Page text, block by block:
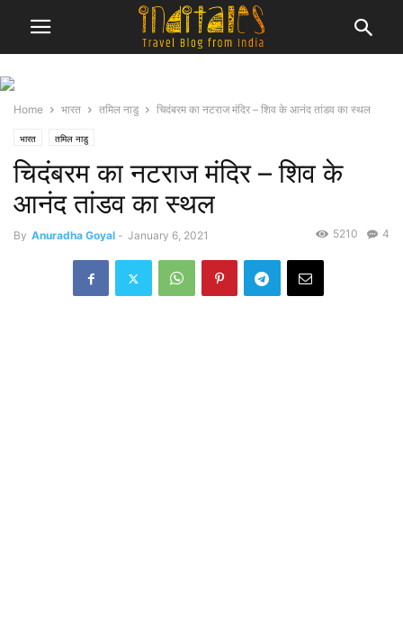
Home भारत तमिल नाडु चिदंबरम का नटराज मंदिर – शिव के आनंद तांडव का स्थल
भारत तमिल नाडु
चिदंबरम का नटराज मंदिर – शिव के
आनंद तांडव का स्थल
By Anuradha Goyal - January 6, 2021 4
5210